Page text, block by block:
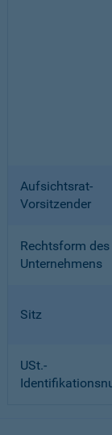
Aufsichtsrat-
Vorsitzender
Rechtsform des
Unternehmens
Sitz
USt.-